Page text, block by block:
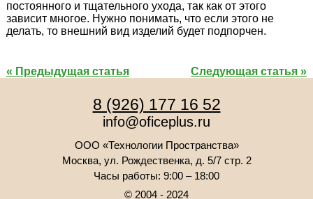
постоянного и тщательного ухода, так как от этого
зависит многое. Нужно понимать, что если этого не
делать, то внешний вид изделий будет подпорчен.
« Предыдущая статья Следующая статья »
8 (926) 177 16 52
info@oficeplus.ru
ООО «Технологии Пространства»
Москва, ул. Рождественка, д. 5/7 стр. 2
Часы работы: 9:00 – 18:00
© 2004 - 2024